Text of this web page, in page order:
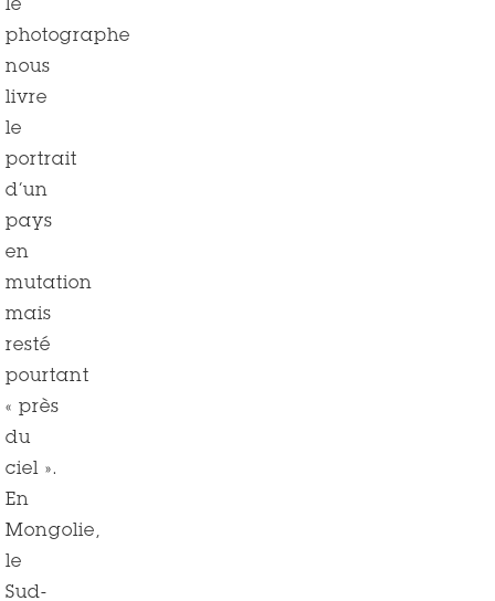
le
photographe
nous
livre
le
portrait
d’un
pays
en
mutation
mais
resté
pourtant
« près
du
ciel ».
En
Mongolie,
le
Sud-